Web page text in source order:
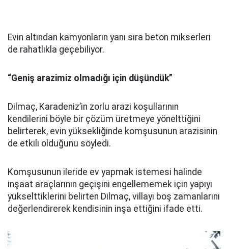
Evin altından kamyonların yanı sıra beton mikserleri
de rahatlıkla geçebiliyor.
“Geniş arazimiz olmadığı için düşündük”
Dilmaç, Karadeniz’in zorlu arazi koşullarının
kendilerini böyle bir çözüm üretmeye yönelttiğini
belirterek, evin yüksekliğinde komşusunun arazisinin
de etkili olduğunu söyledi.
Komşusunun ileride ev yapmak istemesi halinde
inşaat araçlarının geçişini engellememek için yapıyı
yükselttiklerini belirten Dilmaç, villayı boş zamanlarını
değerlendirerek kendisinin inşa ettiğini ifade etti.